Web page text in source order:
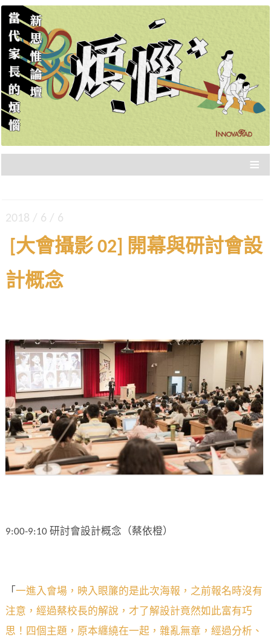
新思惟論壇：當代家長的
煩惱
新思惟策展，品質保證，不浪費你的時間，直接
分享重點。年度大課，報名從速！
≡
2018 / 6 / 6
[大會攝影 02] 開幕與研討會設
計概念
9:00-9:10 研討會設計概念（蔡依橙）
「 一進入會場，映入眼簾的是此次海報，之前報名時沒有
注意，經過蔡校長的解說，才了解設計竟然如此富有巧
思！四個主題，原本纏繞在一起，雜亂無章，經過分析、